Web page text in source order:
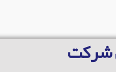
شرکت